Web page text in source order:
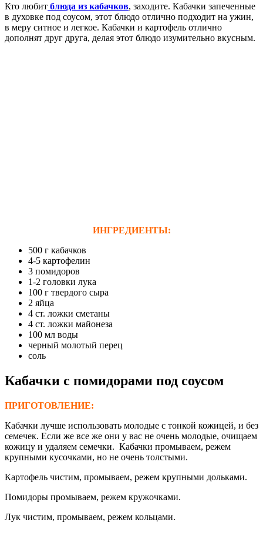
Кто любит блюда из кабачков, заходите. Кабачки запеченные
в духовке под соусом, этот блюдо отлично подходит на ужин,
в меру ситное и легкое. Кабачки и картофель отлично
дополнят друг друга, делая этот блюдо изумительно вкусным.
ИНГРЕДИЕНТЫ:
500 г кабачков
4-5 картофелин
3 помидоров
1-2 головки лука
100 г твердого сыра
2 яйца
4 ст. ложки сметаны
4 ст. ложки майонеза
100 мл воды
черный молотый перец
соль
Кабачки с помидорами под соусом
ПРИГОТОВЛЕНИЕ:
Кабачки лучше использовать молодые с тонкой кожицей, и без
семечек. Если же все же они у вас не очень молодые, очищаем
кожицу и удаляем семечки. Кабачки промываем, режем
крупными кусочками, но не очень толстыми.
Картофель чистим, промываем, режем крупными дольками.
Помидоры промываем, режем кружочками.
Лук чистим, промываем, режем кольцами.